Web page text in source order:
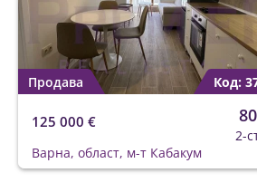
Продава Код:
125 000 €
2-
Варна, област, м-т Кабакум